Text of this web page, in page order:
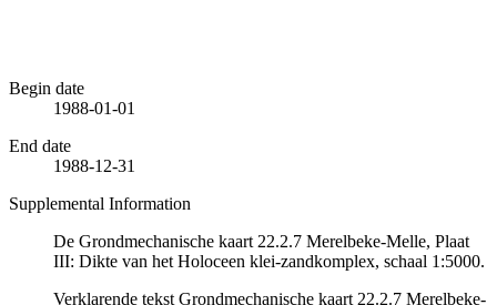
Begin date
1988-01-01
End date
1988-12-31
Supplemental Information
De Grondmechanische kaart 22.2.7 Merelbeke-Melle, Plaat
III: Dikte van het Holoceen klei-zandkomplex, schaal 1:5000.
Verklarende tekst Grondmechanische kaart 22.2.7 Merelbeke-